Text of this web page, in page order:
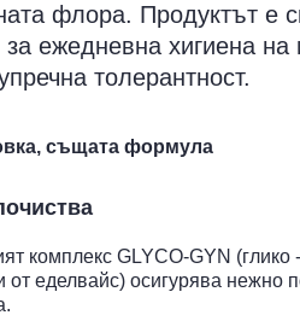
флора. Продуктът е
ежедневна хигиена на
толерантност.
същата формула
комплекс GLYCO-GYN (глико
еделвайс) осигурява нежно